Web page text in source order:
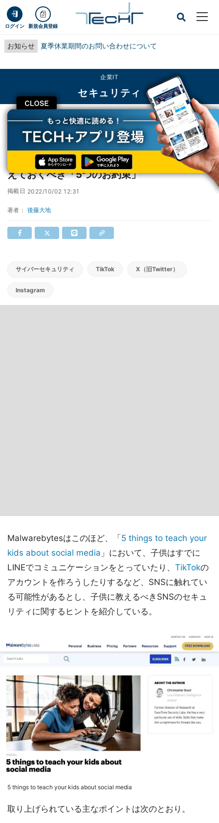
ログイン 新規会員登録
お知らせ 夏季休業期間のお問い合わせについて
CLOSE
企業IT
セキュリティ
TECH+ 企業IT
セキュリティ
LINEにTikTok、SNSを子供に許可するなら教えておくべき「5つのお約束」
LINEにTikTok、SNSを子供に許可するなら教
えておくべき「5つのお約束」
掲載日 2022/10/02 12:31
著者： 後藤大地
サイバーセキュリティ TikTok X（旧Twitter）
Instagram
Malwarebytesはこのほど、「 5 things to teach your
kids about social media 」において、子供はすでに
LINEでコミュニケーションをとっていたり、 TikTokの
アカウントを作ろうしたりするなど、SNSに触れてい
る可能性があるとし、子供に教えるべきSNSのセキュ
リティに関するヒントを紹介している。
5 things to teach your kids about social media
取り上げられている主なポイントは次のとおり。